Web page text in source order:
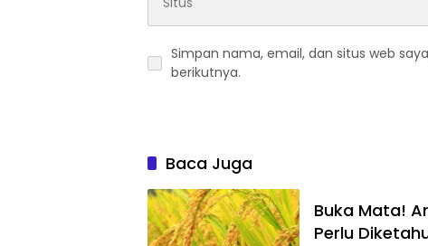
Simpan nama, email, dan situs web
berikutnya.
Baca Juga
Buka Mata!
Perlu